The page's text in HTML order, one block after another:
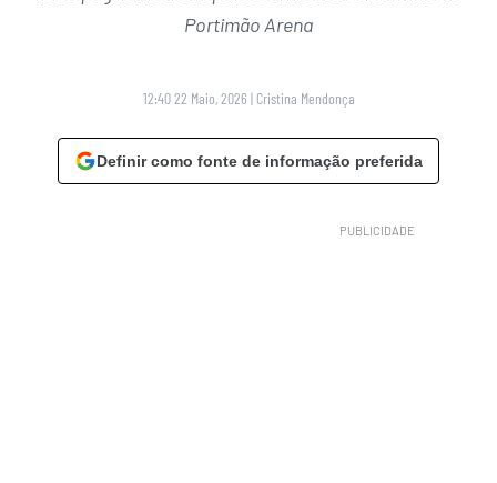
Portimão Arena
12:40 22 Maio, 2026 | Cristina Mendonça
Definir como fonte de informação preferida